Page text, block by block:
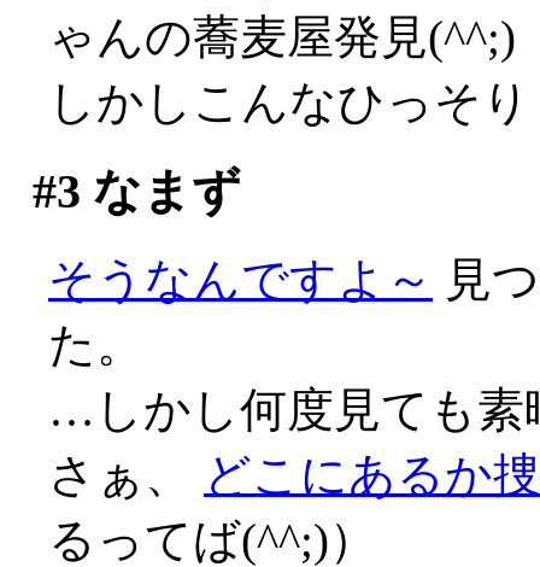
ゃんの蕎麦屋発見(^^;)
しかしこんなひっそ
#3 なまず
そうなんですよ～
見
た。
…しかし何度見ても素
さぁ、
どこにあるか
るってば(^^;)）